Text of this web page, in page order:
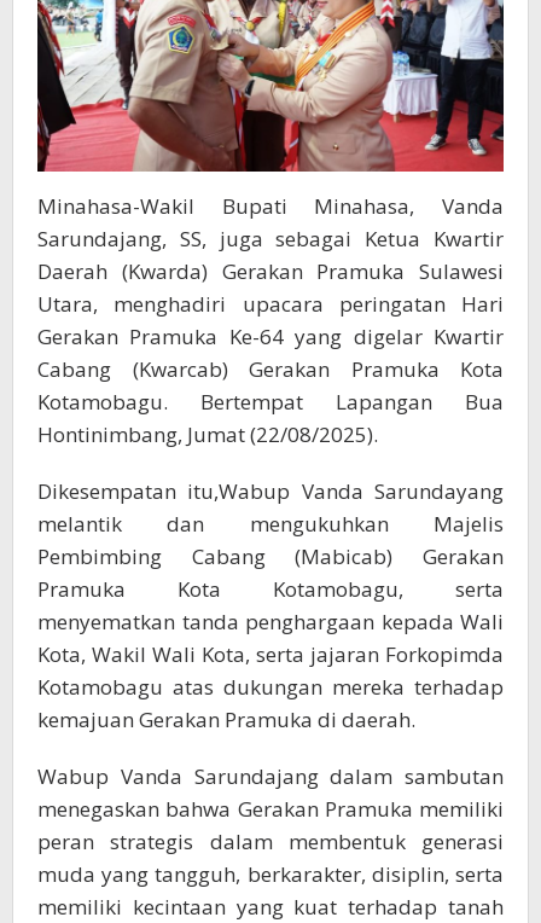
Minahasa-Wakil Bupati Minahasa, Vanda
Sarundajang, SS, juga sebagai Ketua Kwartir
Daerah (Kwarda) Gerakan Pramuka Sulawesi
Utara, menghadiri upacara peringatan Hari
Gerakan Pramuka Ke-64 yang digelar Kwartir
Cabang (Kwarcab) Gerakan Pramuka Kota
Kotamobagu. Bertempat Lapangan Bua
Hontinimbang, Jumat (22/08/2025).
Dikesempatan itu,Wabup Vanda Sarundayang
melantik dan mengukuhkan Majelis
Pembimbing Cabang (Mabicab) Gerakan
Pramuka Kota Kotamobagu, serta
menyematkan tanda penghargaan kepada Wali
Kota, Wakil Wali Kota, serta jajaran Forkopimda
Kotamobagu atas dukungan mereka terhadap
kemajuan Gerakan Pramuka di daerah.
Wabup Vanda Sarundajang dalam sambutan
menegaskan bahwa Gerakan Pramuka memiliki
peran strategis dalam membentuk generasi
muda yang tangguh, berkarakter, disiplin, serta
memiliki kecintaan yang kuat terhadap tanah